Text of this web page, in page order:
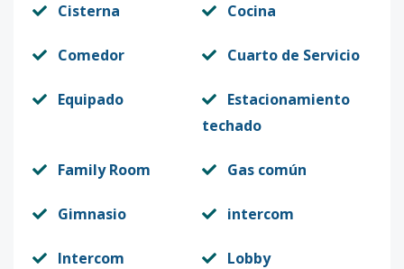
Cisterna Cocina
Comedor Cuarto de Servicio
Equipado
Estacionamiento
techado
Family Room Gas común
Gimnasio intercom
Intercom Lobby